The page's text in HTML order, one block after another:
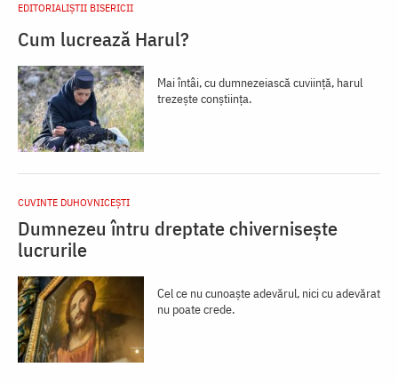
EDITORIALIȘTII BISERICII
Cum lucrează Harul?
Mai întâi, cu dumnezeiască cuviință, harul
trezește conștiința.
CUVINTE DUHOVNICEȘTI
Dumnezeu întru dreptate chivernisește
lucrurile
Cel ce nu cunoaște adevărul, nici cu adevărat
nu poate crede.